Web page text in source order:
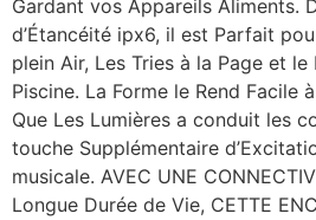
Gardant vos Appareils Aliments.
d’Étancéité ipx6, il est Parfait
plein Air, Les Tries à la Page et
Piscine. La Forme le Rend Facile
Que Les Lumières a conduit les
touche Supplémentaire
musicale. AVEC UNE
Longue Durée de Vie, CETTE